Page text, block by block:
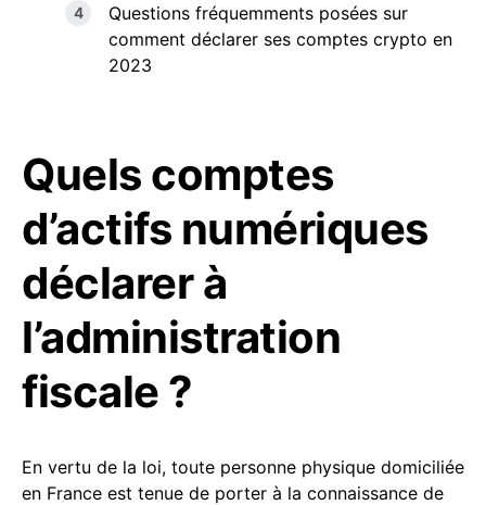
Questions fréquemments posées sur
comment déclarer ses comptes crypto en
2023
Quels comptes
d’actifs numériques
déclarer à
l’administration
fiscale ?
En vertu de la loi, toute personne physique domiciliée
en France est tenue de porter à la connaissance de